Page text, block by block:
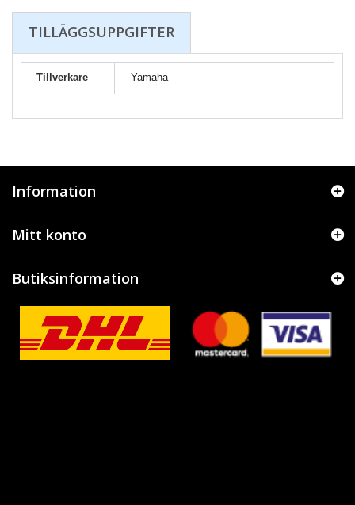
TILLÄGGSUPPGIFTER
Tillverkare Yamaha
Information
Mitt konto
Butiksinformation